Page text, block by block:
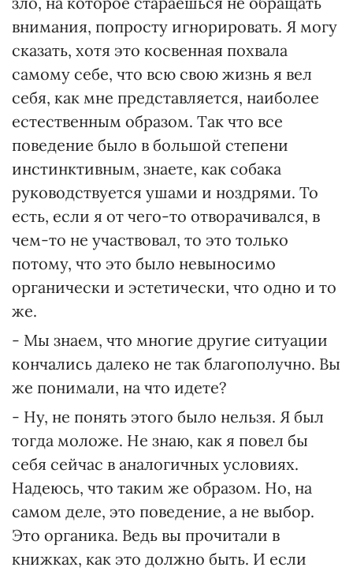
внимания, попросту игнорировать. Я могу
сказать, хотя это косвенная похвала
самому себе, что всю свою жизнь я вел
себя, как мне представляется, наиболее
естественным образом. Так что все
поведение было в большой степени
инстинктивным, знаете, как собака
руководствуется ушами и ноздрями. То
есть, если я от чего-то отворачивался, в
чем-то не участвовал, то это только
потому, что это было невыносимо
органически и эстетически, что одно и то
же.
- Мы знаем, что многие другие ситуации
кончались далеко не так благополучно. Вы
же понимали, на что идете?
- Ну, не понять этого было нельзя. Я был
тогда моложе. Не знаю, как я повел бы
себя сейчас в аналогичных условиях.
Надеюсь, что таким же образом. Но, на
самом деле, это поведение, а не выбор.
Это органика. Ведь вы прочитали в
книжках, как это должно быть. И если